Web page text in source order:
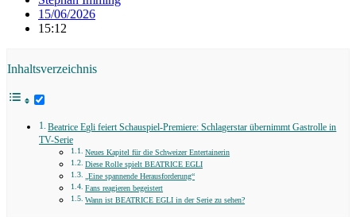
15/06/2026
15:12
Inhaltsverzeichnis
Beatrice Egli feiert Schauspiel-Premiere: Schlagerstar übernimmt Gastrolle in
TV-Serie
Neues Kapitel für die Schweizer Entertainerin
Diese Rolle spielt BEATRICE EGLI
„Eine spannende Herausforderung“
Fans reagieren begeistert
Wann ist BEATRICE EGLI in der Serie zu sehen?